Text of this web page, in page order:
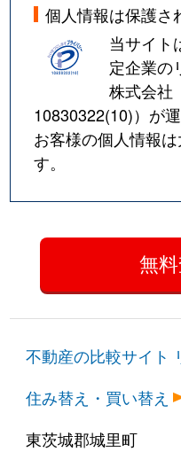
個人情報は保護さ
当サイト
定企業の
株式会社
10830322(10)）が
お客様の個人情報
す。
不動産の比較サイト
住み替え・買い替え
東茨城郡城里町